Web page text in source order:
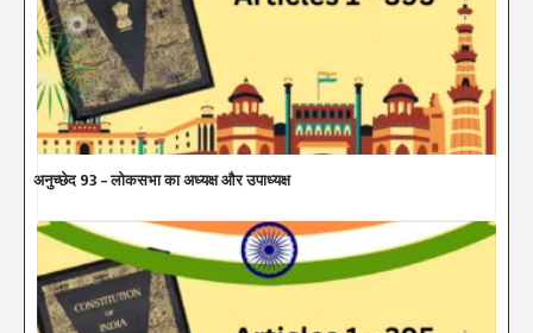
अनुच्छेद 93 – लोकसभा का अध्यक्ष और उपाध्यक्ष